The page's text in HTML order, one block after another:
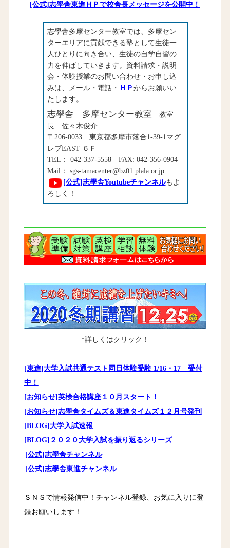
[公式]志學舎東進ＨＰで校舎長メッセージを公開中！
志學舎多摩センター教室では、多摩セン
ターエリアに貢献できる塾として生徒一
人ひとりに向き合い、生徒の自学自習の
力を伸ばしていきます。資料請求・説明
会・体験授業のお問い合わせ・お申し込
みは、メール・電話・
ＨＰ からお願いい
たします。
志學舎 多摩センター教室 教室
長 佐々木俊介
〒206-0033 東京都多摩市落合1-39-1マグ
レブEAST ６Ｆ
TEL： 042-337-5558 FAX: 042-356-0904
Mail： sgs-tamacenter@bz01.plala.or.jp
[公式]志學舎Youtubeチャンネルもよ
ろしく！
↑詳しくはクリック！
[東進]大学入試共通テスト同日体験受験 1/16・17 受付
中！
[お知らせ]英検合格講座１０月スタート！
[お知らせ]志學舎タイムズ＆東進タイムズ１２月号発刊
[BLOG]大学入試速報
[BLOG]２０２０大学入試を振り返るシリーズ
[公式]志學舎チャンネル
[公式]志學舎東進チャンネル
ＳＮＳで情報発信中！チャンネル登録、お気に入りに登
録お願いします！